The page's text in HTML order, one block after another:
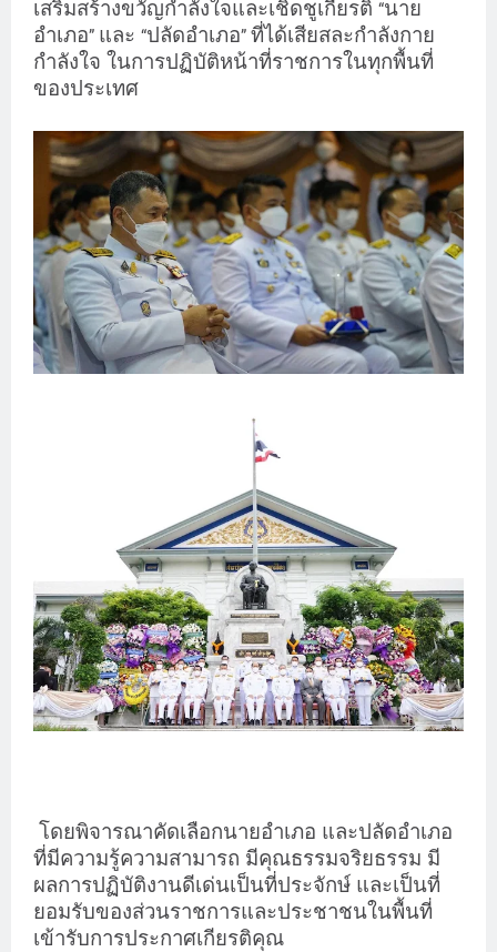
เสริมสร้างขวัญกำลังใจและเชิดชูเกียรติ “นาย
อำเภอ” และ “ปลัดอำเภอ” ที่ได้เสียสละกำลังกาย
กำลังใจ ในการปฏิบัติหน้าที่ราชการในทุกพื้นที่
ของประเทศ
โดยพิจารณาคัดเลือกนายอำเภอ และปลัดอำเภอ
ที่มีความรู้ความสามารถ มีคุณธรรมจริยธรรม มี
ผลการปฏิบัติงานดีเด่นเป็นที่ประจักษ์ และเป็นที่
ยอมรับของส่วนราชการและประชาชนในพื้นที่
เข้ารับการประกาศเกียรติคุณ